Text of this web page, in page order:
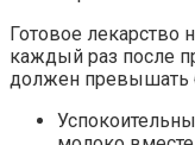
Готовое лекарство
каждый раз после
должен превышать